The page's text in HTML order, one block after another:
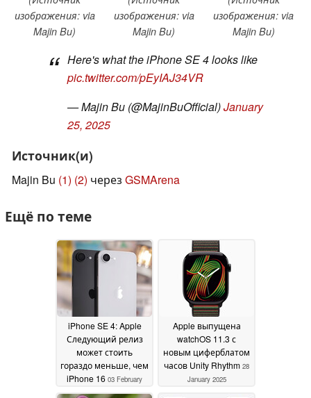
изображения: via
Majin Bu)
изображения: via
Majin Bu)
изображения: via
Majin Bu)
Here's what the iPhone SE 4 looks like
pic.twitter.com/pEyIAJ34VR
— Majin Bu (@MajinBuOfficial)January
25, 2025
Источник(и)
Majin Bu (1) (2) через GSMArena
Ещё по теме
iPhone SE 4: Apple
Следующий релиз
может стоить
гораздо меньше, чем
iPhone 16 03 February
2025
Apple выпущена
watchOS 11.3 с
новым циферблатом
часов Unity Rhythm 28
January 2025